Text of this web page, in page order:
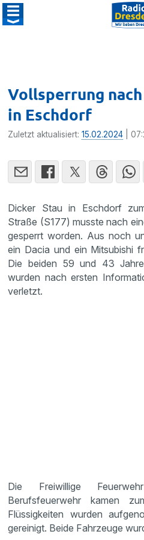
Vollsperrung
in Eschdorf
Zuletzt aktualisiert:15.02.2024 |
Dicker Stau in Eschdorf
Straße (S177) musste nach
gesperrt worden. Aus noch
ein Dacia und ein Mitsubishi
Die beiden 59 und 43
wurden nach ersten
verletzt.
Die Freiwillige
Berufsfeuerwehr kamen
Flüssigkeiten wurden
gereinigt. Beide Fahrzeuge